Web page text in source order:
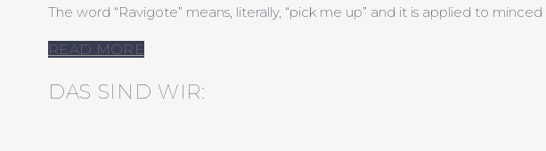
The word “Ravigote” means, literally, “pick me up” and it is applied to
READ MORE
DAS SIND WIR: